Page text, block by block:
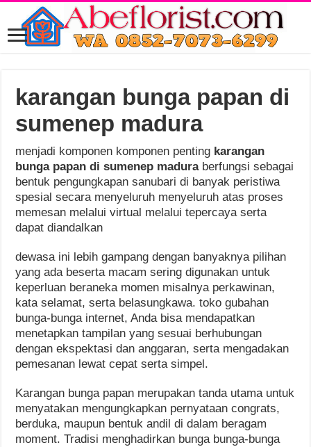
karangan bunga papan di
sumenep madura
menjadi komponen komponen penting karangan
bunga papan di sumenep maduraberfungsi sebagai
bentuk pengungkapan sanubari di banyak peristiwa
spesial secara menyeluruh menyeluruh atas proses
memesan melalui virtual melalui tepercaya serta
dapat diandalkan
dewasa ini lebih gampang dengan banyaknya pilihan
yang ada beserta macam sering digunakan untuk
keperluan beraneka momen misalnya perkawinan,
kata selamat, serta belasungkawa. toko gubahan
bunga-bunga internet, Anda bisa mendapatkan
menetapkan tampilan yang sesuai berhubungan
dengan ekspektasi dan anggaran, serta mengadakan
pemesanan lewat cepat serta simpel.
Karangan bunga papan merupakan tanda utama untuk
menyatakan mengungkapkan pernyataan congrats,
berduka, maupun bentuk andil di dalam beragam
moment. Tradisi menghadirkan bunga bunga-bunga